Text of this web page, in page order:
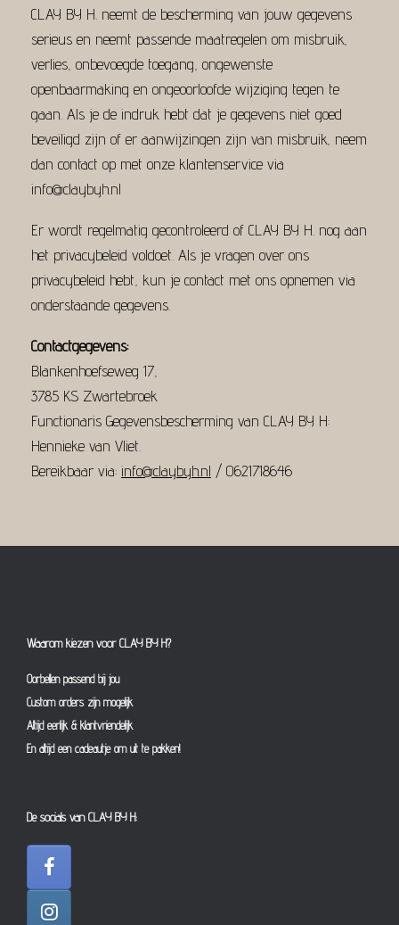
CLAY BY H. neemt de bescherming van jouw gegevens
serieus en neemt passende maatregelen om misbruik,
verlies, onbevoegde toegang, ongewenste
openbaarmaking en ongeoorloofde wijziging tegen te
gaan. Als je de indruk hebt dat je gegevens niet goed
beveiligd zijn of er aanwijzingen zijn van misbruik, neem
dan contact op met onze klantenservice via
info@claybyh.nl
Er wordt regelmatig gecontroleerd of CLAY BY H. nog aan
het privacybeleid voldoet. Als je vragen over ons
privacybeleid hebt, kun je contact met ons opnemen via
onderstaande gegevens.
Contactgegevens:
Blankenhoefseweg 17,
3785 KS Zwartebroek
Functionaris Gegevensbescherming van CLAY BY H:
Hennieke van Vliet.
Bereikbaar via: info@claybyh.nl / 0621718646
Waarom kiezen voor CLAY BY H?
Oorbellen passend bij jou
Custom orders zijn mogelijk
Altijd eerlijk & klantvriendelijk
En altijd een cadeautje om uit te pakken!
De socials van CLAY BY H: